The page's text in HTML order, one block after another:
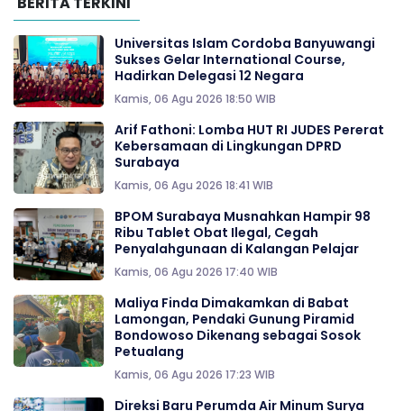
Universitas Islam Cordoba Banyuwangi
Sukses Gelar International Course,
Hadirkan Delegasi 12 Negara
Kamis, 06 Agu 2026 18:50 WIB
Arif Fathoni: Lomba HUT RI JUDES Pererat
Kebersamaan di Lingkungan DPRD
Surabaya
Kamis, 06 Agu 2026 18:41 WIB
BPOM Surabaya Musnahkan Hampir 98
Ribu Tablet Obat Ilegal, Cegah
Penyalahgunaan di Kalangan Pelajar
Kamis, 06 Agu 2026 17:40 WIB
Maliya Finda Dimakamkan di Babat
Lamongan, Pendaki Gunung Piramid
Bondowoso Dikenang sebagai Sosok
Petualang
Kamis, 06 Agu 2026 17:23 WIB
Direksi Baru Perumda Air Minum Surya